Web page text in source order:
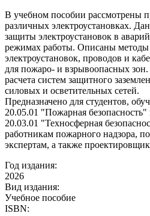
В учебном пособии рассмотрены
различных электроустановках.
защиты электроустановок в
режимах работы. Описаны
электроустановок, проводов и
для пожаро- и взрывоопасных
расчета систем защитного
силовых и осветительных сетей.
Предназначено для студентов,
20.05.01 "Пожарная
20.03.01 "Техносферная
работникам пожарного надзора,
экспертам, а также
Год издания:
2026
Вид издания:
Учебное пособие
ISBN: